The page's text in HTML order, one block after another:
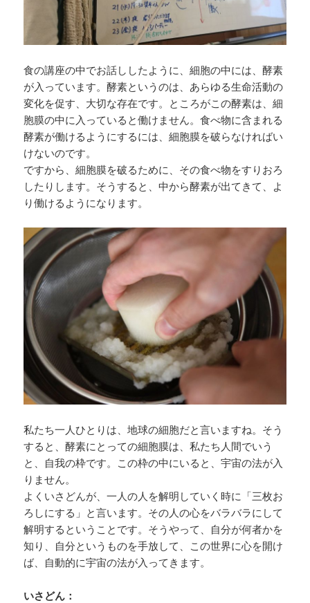
食の講座の中でお話ししたように、細胞の中には、酵素
が入っています。酵素というのは、あらゆる生命活動の
変化を促す、大切な存在です。ところがこの酵素は、細
胞膜の中に入っていると働けません。食べ物に含まれる
酵素が働けるようにするには、細胞膜を破らなければい
けないのです。
ですから、細胞膜を破るために、その食べ物をすりおろ
したりします。そうすると、中から酵素が出てきて、よ
り働けるようになります。
私たち一人ひとりは、地球の細胞だと言いますね。そう
すると、酵素にとっての細胞膜は、私たち人間でいう
と、自我の枠です。この枠の中にいると、宇宙の法が入
りません。
よくいさどんが、一人の人を解明していく時に「三枚お
ろしにする」と言います。その人の心をバラバラにして
解明するということです。そうやって、自分が何者かを
知り、自分というものを手放して、この世界に心を開け
ば、自動的に宇宙の法が入ってきます。
いさどん：